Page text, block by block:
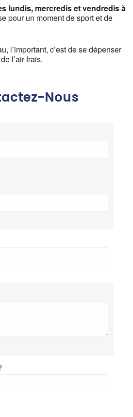
lundis, mercredis et vendredis à
pour un moment de sport et de
l’important, c’est de se dépenser
l’air frais.
Nous